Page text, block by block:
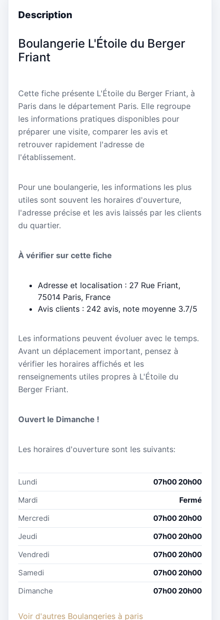
Description
Boulangerie L'Étoile du Berger
Friant
Cette fiche présente L'Étoile du Berger Friant, à
Paris dans le département Paris. Elle regroupe
les informations pratiques disponibles pour
préparer une visite, comparer les avis et
retrouver rapidement l'adresse de
l'établissement.
Pour une boulangerie, les informations les plus
utiles sont souvent les horaires d'ouverture,
l'adresse précise et les avis laissés par les clients
du quartier.
À vérifier sur cette fiche
Adresse et localisation : 27 Rue Friant,
75014 Paris, France
Avis clients : 242 avis, note moyenne 3.7/5
Les informations peuvent évoluer avec le temps.
Avant un déplacement important, pensez à
vérifier les horaires affichés et les
renseignements utiles propres à L'Étoile du
Berger Friant.
Ouvert le Dimanche !
Les horaires d'ouverture sont les suivants:
Lundi
07h00 20h00
Mardi
Fermé
Mercredi
07h00 20h00
Jeudi
07h00 20h00
Vendredi
07h00 20h00
Samedi
07h00 20h00
Dimanche
07h00 20h00
Voir d'autres Boulangeries à paris